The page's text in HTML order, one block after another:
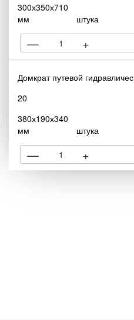
300х350х710
мм
штука
— +
Домкрат путевой
20
380х190х340
мм
штука
— +